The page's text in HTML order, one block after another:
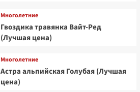
Многолетние
Гвоздика травянка Вайт-Ред
(Лучшая цена)
Многолетние
Астра альпийская Голубая (Лучшая
цена)